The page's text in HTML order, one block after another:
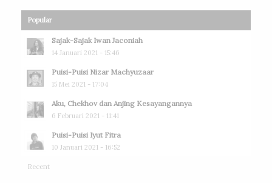
Popular
Sajak-Sajak Iwan Jaconiah
14 Januari 2021 - 15:46
Puisi-Puisi Nizar Machyuzaar
15 Mei 2021 - 17:04
Aku, Chekhov dan Anjing Kesayangannya
6 Februari 2021 - 11:41
Puisi-Puisi Iyut Fitra
10 Januari 2021 - 16:52
Recent